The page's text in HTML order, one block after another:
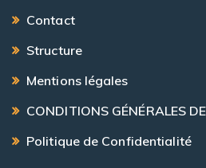
Contact
Structure
Mentions légales
CONDITIONS GÉNÉRALES
Politique de Confidentialité